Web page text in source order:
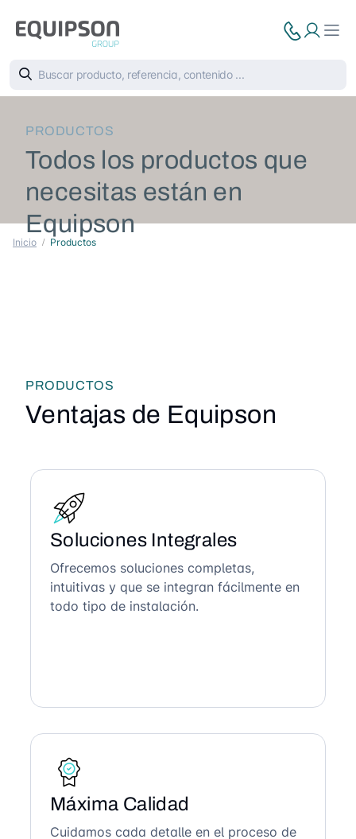
PRODUCTOS
Todos los productos que
necesitas están en
Equipson
Inicio Productos
PRODUCTOS
Ventajas de Equipson
Soluciones Integrales
Ofrecemos soluciones completas,
intuitivas y que se integran fácilmente en
todo tipo de instalación.
Máxima Calidad
Cuidamos cada detalle en el proceso de